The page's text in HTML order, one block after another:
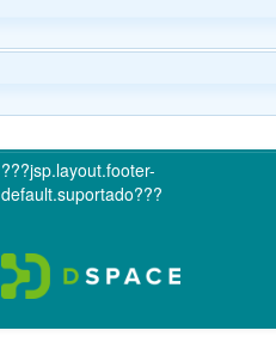
???jsp.layout.footer-
default.suportado???